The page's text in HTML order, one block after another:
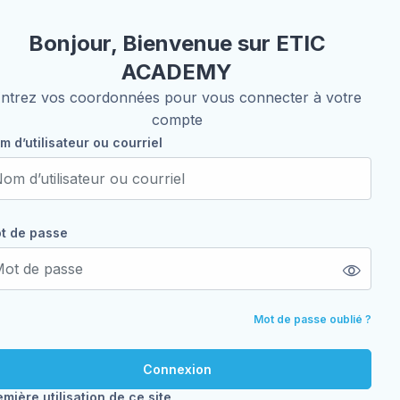
Bonjour, Bienvenue sur ETIC
ACADEMY
vos coordonnées pour vous connecter à votre
compte
de création de compte
d’utilisateur ou courriel
d’utilisateur ou courriel
de passe
de passe
Mot de passe oublié ?
Connexion